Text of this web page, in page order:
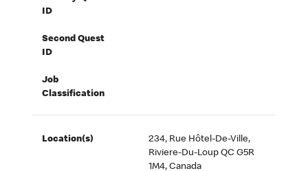
ID
Second Quest
ID
Job
Classification
Location(s)
234, Rue Hôtel-De-Ville,
Riviere-Du-Loup QC G5R
1M4, Canada